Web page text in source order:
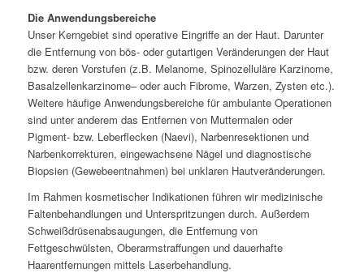
Die Anwendungsbereiche
Unser Kerngebiet sind operative Eingriffe an der Haut. Darunter
die Entfernung von bös- oder gutartigen Veränderungen der Haut
bzw. deren Vorstufen (z.B. Melanome, Spinozelluläre Karzinome,
Basalzellenkarzinome– oder auch Fibrome, Warzen, Zysten etc.).
Weitere häufige Anwendungsbereiche für ambulante Operationen
sind unter anderem das Entfernen von Muttermalen oder
Pigment- bzw. Leberflecken (Naevi), Narbenresektionen und
Narbenkorrekturen, eingewachsene Nägel und diagnostische
Biopsien (Gewebeentnahmen) bei unklaren Hautveränderungen.
Im Rahmen kosmetischer Indikationen führen wir medizinische
Faltenbehandlungen und Unterspritzungen durch. Außerdem
Schweißdrüsenabsaugungen, die Entfernung von
Fettgeschwülsten, Oberarmstraffungen und dauerhafte
Haarentfernungen mittels Laserbehandlung.